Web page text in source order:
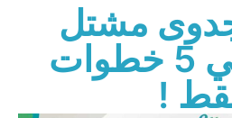
مشتل
زراعي في 5 خطوات
!